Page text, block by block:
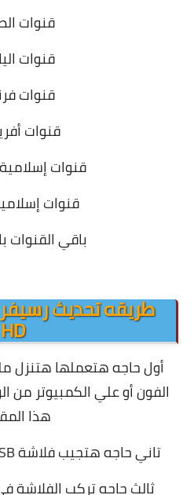
قنوات
قنوات
قنوات
قنوات
قنوات
قنوات
باقي القنوات
HD
أول حاجه هتعملها هتنزل
الفون أو علي الكمبيوتر من
هذا
تاني حاجه هتجيب فلاشة USB وتنقل الملف عليها
ثالث حاجه تركب